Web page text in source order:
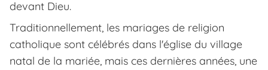
devant Dieu.
Traditionnellement, les mariages de religion
catholique sont célébrés dans l'église du village
natal de la mariée, mais ces dernières années, une